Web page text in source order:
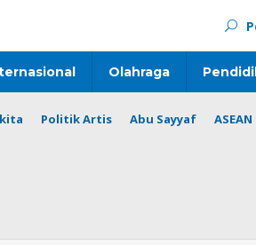
Olahraga
Politik Artis Abu Sayyaf